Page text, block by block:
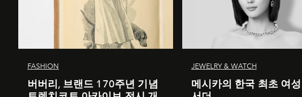
FASHION
버버리, 브랜드 170주년 기념
JEWELRY & WATCH
메시카의 한국 최초 여